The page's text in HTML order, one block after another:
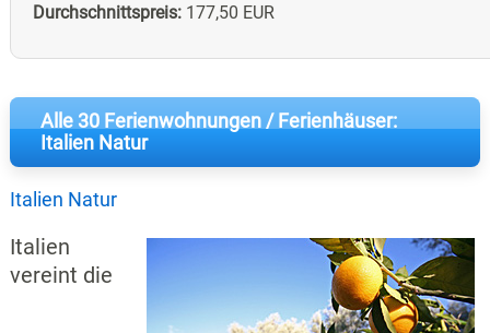
Durchschnittspreis:177,50 EUR
Alle 30 Ferienwohnungen / Ferienhäuser:
Italien Natur
Italien Natur
Italien
vereint die